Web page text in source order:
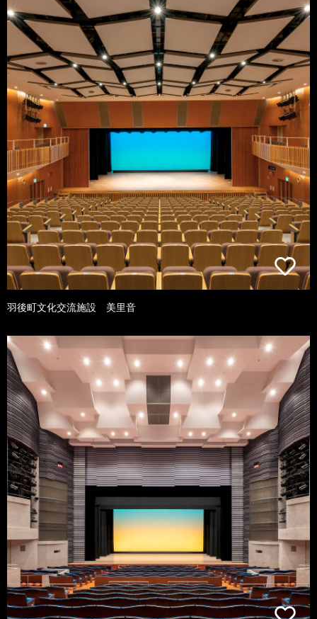
羽後町文化交流施設 美里音